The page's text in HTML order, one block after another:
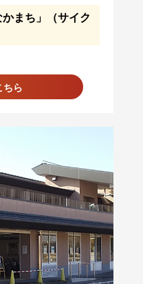
まち」（サイク
ちら